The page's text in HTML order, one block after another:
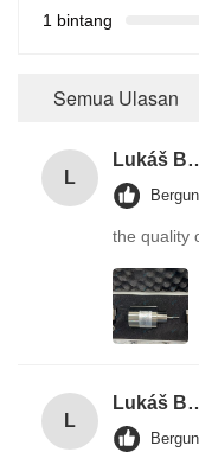
1 bintang
Semua Ulasan
L
the quality
L